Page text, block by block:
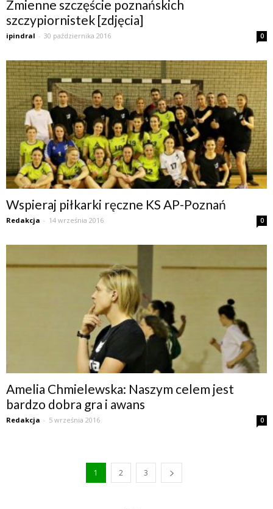
Zmienne szczęście poznańskich
szczypiornistek [zdjęcia]
ipindral - 30 października 2016 0
Wspieraj piłkarki ręczne KS AP-Poznań
Redakcja - 14 września 2016 0
Amelia Chmielewska: Naszym celem jest
bardzo dobra gra i awans
Redakcja - 5 września 2016 0
1 2 3